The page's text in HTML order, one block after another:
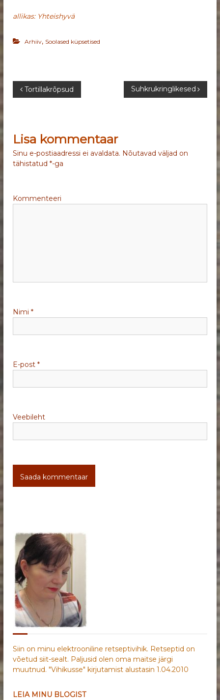
allikas: Yhteishyvä
Arhiiv, Soolased küpsetised
N
v
i
e
i
n
e
Tortillakrõpsud Suhkrukringlikesed
Lisa kommentaar
Sinu e-postiaadressi ei avaldata. Nõutavad väljad on
tähistatud*-ga
Kommenteeri
Nimi*
E-post*
Veebileht
Siin on minu elektrooniline retseptivihik. Retseptid on
võetud siit-sealt. Paljusid olen oma maitse järgi
muutnud. "Vihikusse" kirjutamist alustasin 1.04.2010
LEIA MINU BLOGIST